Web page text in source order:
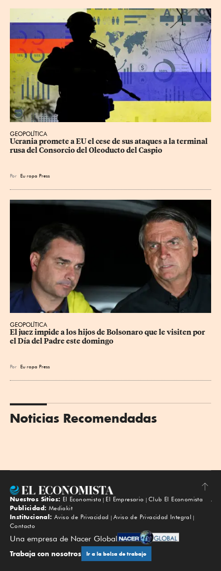
GEOPOLÍTICA
Ucrania promete a EU el cese de sus ataques a la terminal
rusa del Consorcio del Oleoducto del Caspio
Por Eu ropa Press
GEOPOLÍTICA
El juez impide a los hijos de Bolsonaro que le visiten por
el Día del Padre este domingo
Por Eu ropa Press
Noticias Recomendadas
Subir
Nuestros Sitios: El Economista El Empresario
Club El Economista
Publicidad: Mediakit
Institucional: Aviso de Privacidad
Aviso de Privacidad Integral
Contacto
Una empresa de Nacer Global
Trabaja con nosotros Ir a la bolsa de trabajo